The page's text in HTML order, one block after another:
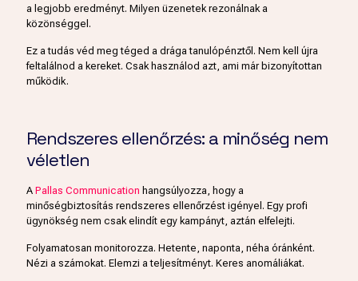
a legjobb eredményt. Milyen üzenetek rezonálnak a
közönséggel.
Ez a tudás véd meg téged a drága tanulópénztől. Nem kell újra
feltalálnod a kereket. Csak használod azt, ami már bizonyítottan
működik.
Rendszeres ellenőrzés: a minőség nem
véletlen
A Pallas Communication hangsúlyozza, hogy a
minőségbiztosítás rendszeres ellenőrzést igényel. Egy profi
ügynökség nem csak elindít egy kampányt, aztán elfelejti.
Folyamatosan monitorozza. Hetente, naponta, néha óránként.
Nézi a számokat. Elemzi a teljesítményt. Keres anomáliákat.